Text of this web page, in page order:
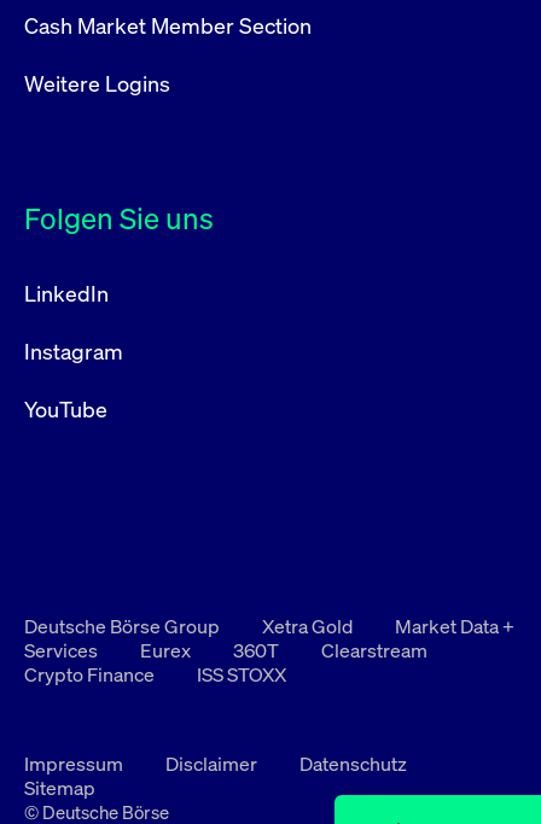
Cash Market Member Section
Weitere Logins
Folgen Sie uns
LinkedIn
Instagram
YouTube
Deutsche Börse Group Xetra Gold
Market Data +
Services
Eurex 360T
Clearstream
Crypto Finance
ISS STOXX
Impressum Disclaimer
Datenschutz
Sitemap
© Deutsche Börse